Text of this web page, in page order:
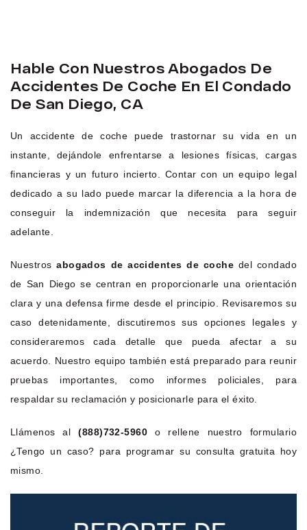
Hable Con Nuestros Abogados De
Accidentes De Coche En El Condado
De San Diego, CA
Un accidente de coche puede trastornar su vida en un
instante, dejándole enfrentarse a lesiones físicas, cargas
financieras y un futuro incierto. Contar con un equipo legal
dedicado a su lado puede marcar la diferencia a la hora de
conseguir la indemnización que necesita para seguir
adelante.
Nuestrosabogados de accidentes de coche del condado
de San Diego se centran en proporcionarle una orientación
clara y una defensa firme desde el principio. Revisaremos su
caso detenidamente, discutiremos sus opciones legales y
consideraremos cada detalle que pueda afectar a su
acuerdo. Nuestro equipo también está preparado para reunir
pruebas importantes, como informes policiales, para
respaldar su reclamación y posicionarle para el éxito.
Llámenos al(888)732-5960 o rellene nuestro formulario
¿Tengo un caso? para programar su consulta gratuita hoy
mismo.